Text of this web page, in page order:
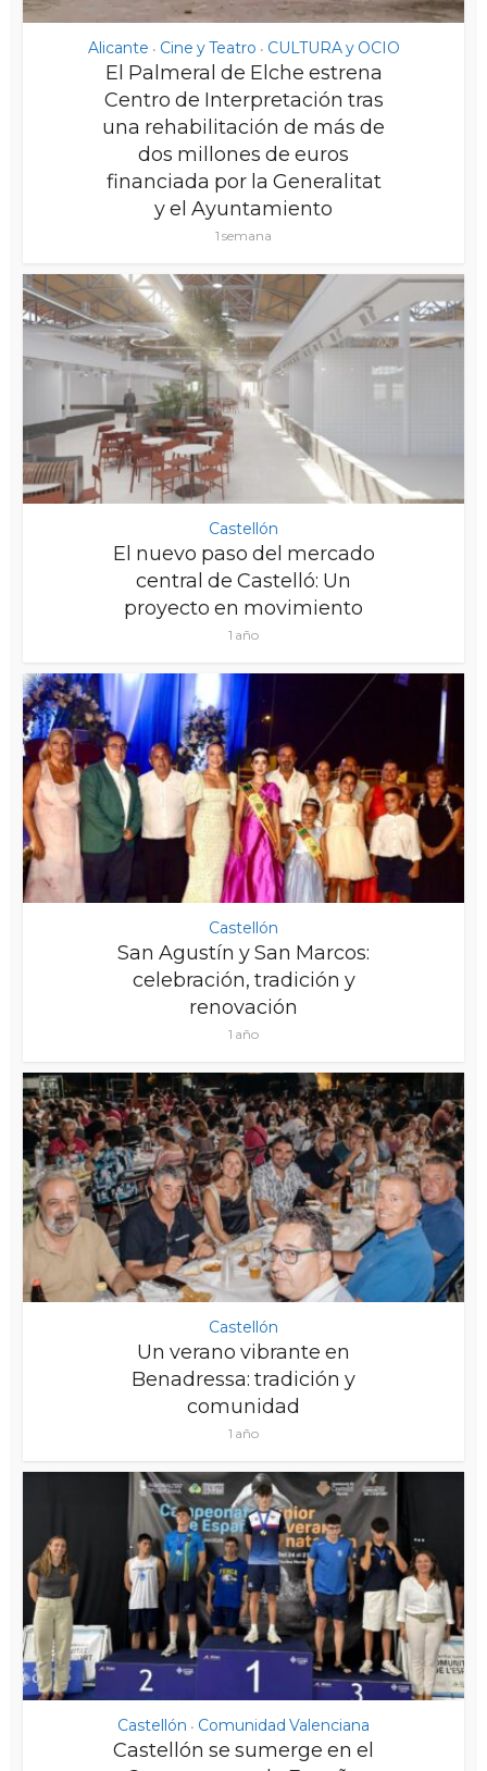
Alicante • Cine y Teatro • CULTURA y OCIO
El Palmeral de Elche estrena
Centro de Interpretación tras
una rehabilitación de más de
dos millones de euros
financiada por la Generalitat
y el Ayuntamiento
1 semana
Castellón
El nuevo paso del mercado
central de Castelló: Un
proyecto en movimiento
1 año
Castellón
San Agustín y San Marcos:
celebración, tradición y
renovación
1 año
Castellón
Un verano vibrante en
Benadressa: tradición y
comunidad
1 año
Castellón • Comunidad Valenciana
Castellón se sumerge en el